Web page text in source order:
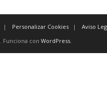
Personalizar Cookies
Aviso
. Funciona con WordPress.